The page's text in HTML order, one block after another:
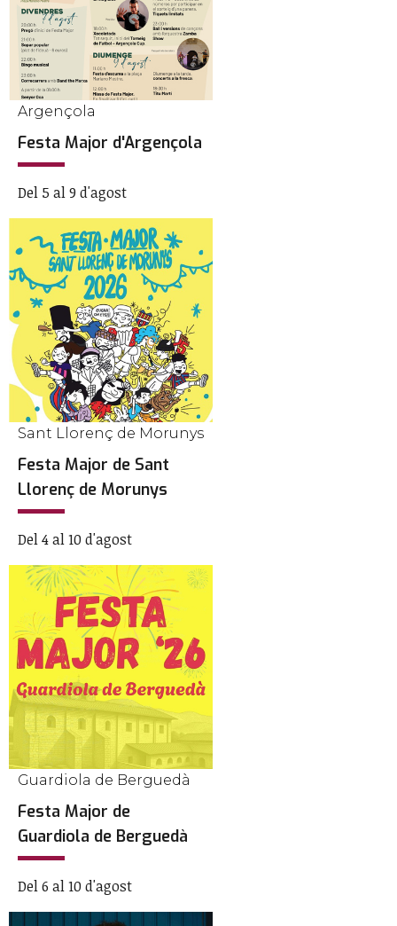
Argençola
Festa Major d'Argençola
Del 5 al 9 d'agost
Sant Llorenç de Morunys
Festa Major de Sant
Llorenç de Morunys
Del 4 al 10 d'agost
Guardiola de Berguedà
Festa Major de
Guardiola de Berguedà
Del 6 al 10 d'agost